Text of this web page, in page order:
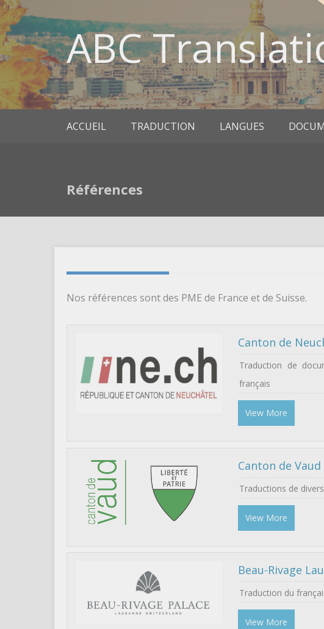
ABC
ACCUEIL TRADUCTION LANGUES
Références
Nos références sont des PME de France et de Suisse.
Canton de
Traduction de
français
View More
Canton de Vaud
Traductions de
View More
Beau-Rivage
Traduction du
View More